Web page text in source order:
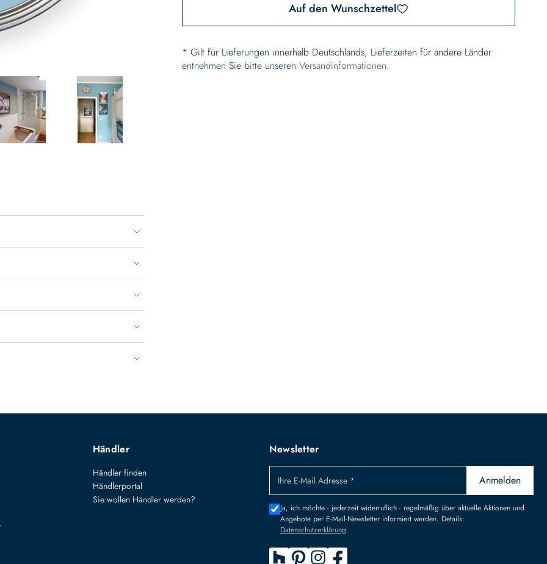
Auf den Wunschzettel
* Gilt für Lieferungen innerhalb Deutschlands, Lieferzeiten für andere Länder
entnehmen Sie bitte unserenVersandinformationen.
Händler
Händler finden
Händlerportal
Sie wollen Händler werden?
Newsletter
Ihre E-Mail Adresse * Anmelden
Ja, ich möchte - jederzeit widerruflich - regelmäßig über aktuelle Aktionen und
Angebote per E-Mail-Newsletter informiert werden. Details:
Datenschutzerklärung.